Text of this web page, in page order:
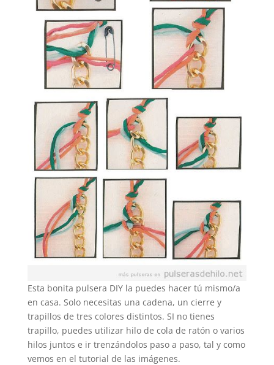
Esta bonita pulsera DIY la puedes hacer tú mismo/a
en casa. Solo necesitas una cadena, un cierre y
trapillos de tres colores distintos. SI no tienes
trapillo, puedes utilizar hilo de cola de ratón o varios
hilos juntos e ir trenzándolos paso a paso, tal y como
vemos en el tutorial de las imágenes.